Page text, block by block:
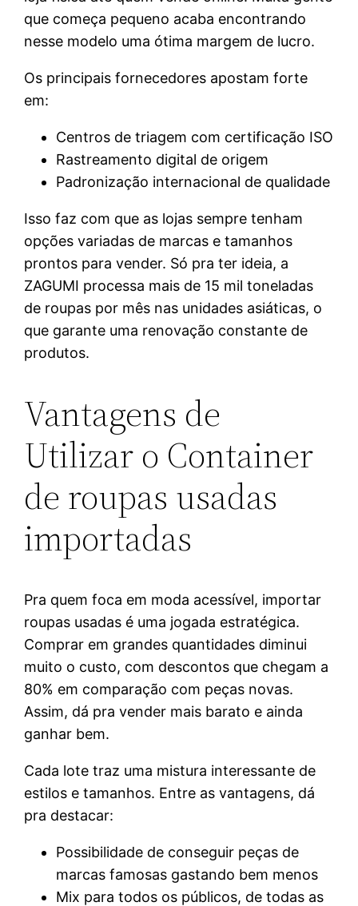
que começa pequeno acaba encontrando
nesse modelo uma ótima margem de lucro.
Os principais fornecedores apostam forte
em:
Centros de triagem com certificação ISO
Rastreamento digital de origem
Padronização internacional de qualidade
Isso faz com que as lojas sempre tenham
opções variadas de marcas e tamanhos
prontos para vender. Só pra ter ideia, a
ZAGUMI processa mais de 15 mil toneladas
de roupas por mês nas unidades asiáticas, o
que garante uma renovação constante de
produtos.
Vantagens de
Utilizar o Container
de roupas usadas
importadas
Pra quem foca em moda acessível, importar
roupas usadas é uma jogada estratégica.
Comprar em grandes quantidades diminui
muito o custo, com descontos que chegam a
80% em comparação com peças novas.
Assim, dá pra vender mais barato e ainda
ganhar bem.
Cada lote traz uma mistura interessante de
estilos e tamanhos. Entre as vantagens, dá
pra destacar:
Possibilidade de conseguir peças de
marcas famosas gastando bem menos
Mix para todos os públicos, de todas as